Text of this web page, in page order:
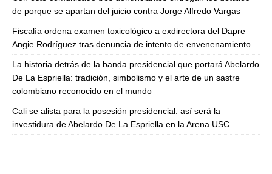
de porque se apartan del juicio contra Jorge Alfredo Vargas
Fiscalía ordena examen toxicológico a exdirectora del Dapre
Angie Rodríguez tras denuncia de intento de envenenamiento
La historia detrás de la banda presidencial que portará Abelardo
De La Espriella: tradición, simbolismo y el arte de un sastre
colombiano reconocido en el mundo
Cali se alista para la posesión presidencial: así será la
investidura de Abelardo De La Espriella en la Arena USC